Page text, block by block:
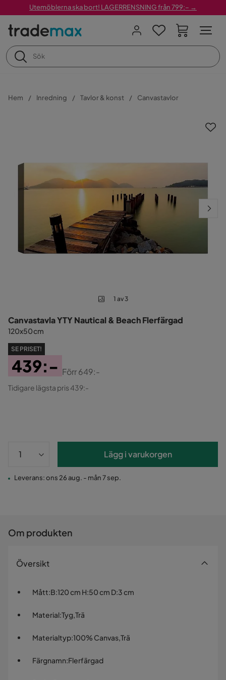
Utemöblerna ska bort! LAGERRENSNING från 799:– →
Hem Inredning Tavlor & konst Canvastavlor
1 av 3
Canvastavla YTY Nautical & Beach Flerfärgad
120x50 cm
SE PRISET!
Pris
439:-
Original
Förr649:-
Tidigare lägsta pris 439:-
Lägg i varukorgen
Leverans: ons 26 aug. - mån 7 sep.
Om produkten
Översikt
Mått:B:120 cm H:50 cm D:3 cm
Material:Tyg,Trä
Materialtyp:100% Canvas,Trä
Färgnamn:Flerfärgad